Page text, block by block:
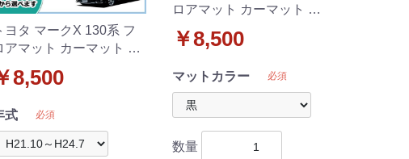
ヨタ マークX 130系 フ
アマット カーマット DX
8,500
式 必須
ロアマット カーマット DX
￥8,500
マットカラー 必須
数量